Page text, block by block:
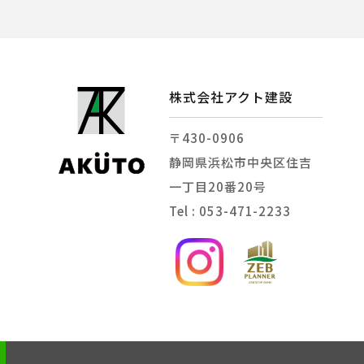
株式会社アクト建設
〒430-0906
静岡県浜松市中央区住吉
一丁目20番20号
Tel : 053-471-2233